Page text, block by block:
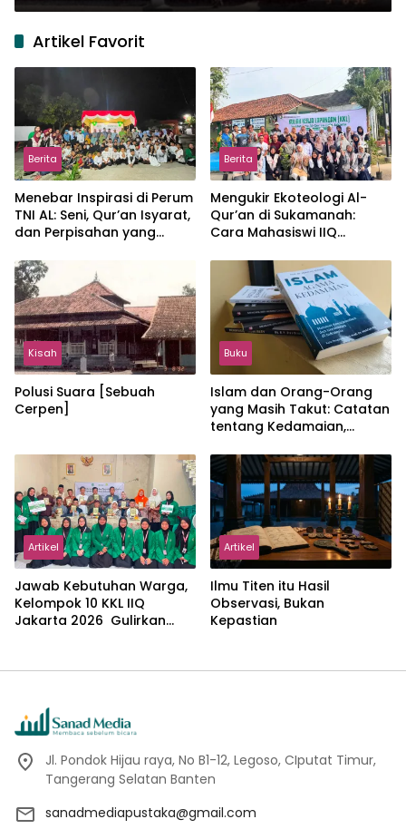
Artikel Favorit
Berita
Menebar Inspirasi di Perum
TNI AL: Seni, Qur’an Isyarat,
dan Perpisahan yang
Berita
Mengukir Ekoteologi Al-
Qur’an di Sukamanah:
Cara Mahasiswi IIQ
Jonggol
Kisah
Polusi Suara [Sebuah
Cerpen]
Buku
Islam dan Orang-Orang
yang Masih Takut: Catatan
tentang Kedamaian,
dalam Pemikiran Masykuri
Abdillah
Artikel
Jawab Kebutuhan Warga,
Kelompok 10 KKL IIQ
Jakarta 2026 Gulirkan
Artikel
Ilmu Titen itu Hasil
Observasi, Bukan
Kepastian
Jl. Pondok Hijau raya, No B1-12, Legoso, CIputat Timur,
Tangerang Selatan Banten
sanadmediapustaka@gmail.com